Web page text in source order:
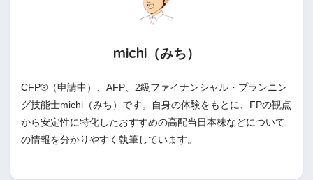
michi（みち）
CFP®（申請中）、AFP、2級ファイナンシャル・プランニン
グ技能士michi（みち）です。自身の体験をもとに、FPの観点
から安定性に特化したおすすめの高配当日本株などについて
の情報を分かりやすく執筆しています。